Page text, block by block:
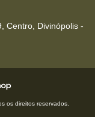
Centro, Divinópolis -
os direitos reservados.